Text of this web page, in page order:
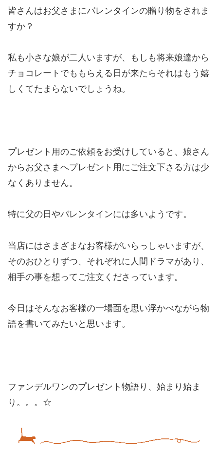
皆さんはお父さまにバレンタインの贈り物をされま
すか？
私も小さな娘が二人いますが、もしも将来娘達から
チョコレートでももらえる日が来たらそれはもう嬉
しくてたまらないでしょうね。
プレゼント用のご依頼をお受けしていると、娘さん
からお父さまへプレゼント用にご注文下さる方は少
なくありません。
特に父の日やバレンタインには多いようです。
当店にはさまざまなお客様がいらっしゃいますが、
そのおひとりずつ、それぞれに人間ドラマがあり、
相手の事を想ってご注文くださっています。
今日はそんなお客様の一場面を思い浮かべながら物
語を書いてみたいと思います。
ファンデルワンのプレゼント物語り、始まり始ま
り。。。☆